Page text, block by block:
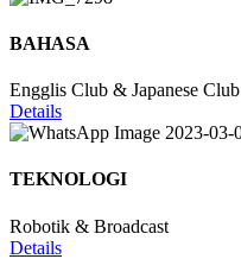
BAHASA
Engglis Club & Japanese Club
Details
TEKNOLOGI
Robotik & Broadcast
Details